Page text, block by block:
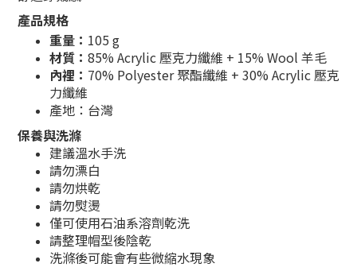
產品規格
重量： 105 g
材質： 85% Acrylic 壓克力纖維 + 15% Wool 羊毛
內裡： 70% Polyester 聚酯纖維 + 30% Acrylic 壓克
力纖維
產地：台灣
保養與洗滌
建議溫水手洗
請勿漂白
請勿烘乾
請勿熨燙
僅可使用石油系溶劑乾洗
請整理帽型後陰乾
洗滌後可能會有些微縮水現象